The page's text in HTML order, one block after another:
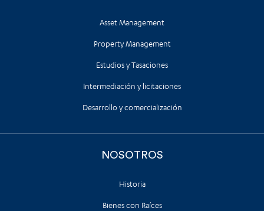
Asset Management
Property Management
Estudios y Tasaciones
Intermediación y licitaciones
Desarrollo y comercialización
NOSOTROS
Historia
Bienes con Raíces